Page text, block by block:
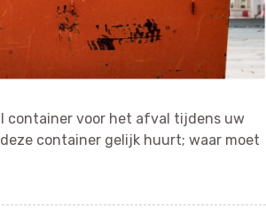
container voor het afval tijdens uw
container gelijk huurt; waar moet